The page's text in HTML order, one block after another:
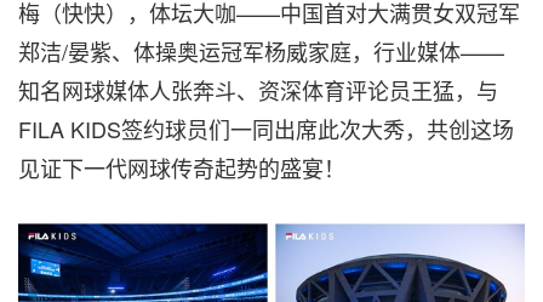
梅（快快），体坛大咖——中国首对大满贯女双冠军
郑洁/晏紫、体操奥运冠军杨威家庭，行业媒体——
知名网球媒体人张奔斗、资深体育评论员王猛，与
FILA KIDS签约球员们一同出席此次大秀，共创这场
见证下一代网球传奇起势的盛宴！